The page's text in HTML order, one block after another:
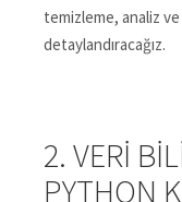
temizleme, analiz
detaylandıracağız.
2. VERI
PYTHON